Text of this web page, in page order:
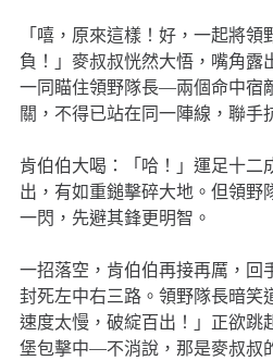
「嘻，原來這樣！好，一起將
負！」麥叔叔恍然大悟，嘴角露
一同瞄住領野隊長—兩個命中宿
關，不得已站在同一陣線，聯手
肯伯伯大喝：「哈！」運足十二
出，有如重鎚擊碎大地。但領野
一閃，先避其鋒更明智。
一招落空，肯伯伯再接再厲，回
封死左中右三路。領野隊長暗笑
速度太慢，破綻百出！」正欲跳
堡包擊中—不消說，那是麥叔叔